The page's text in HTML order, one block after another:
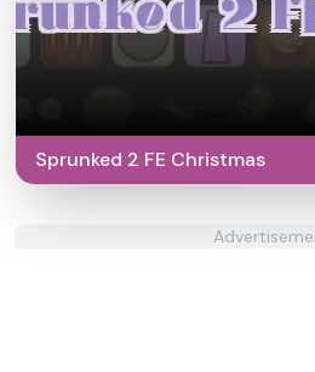
Sprunked 2 FE Christmas